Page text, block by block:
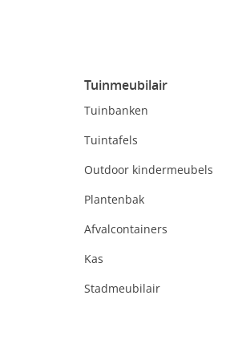
Tuinmeubilair
Tuinbanken
Tuintafels
Outdoor kindermeubels
Plantenbak
Afvalcontainers
Kas
Stadmeubilair